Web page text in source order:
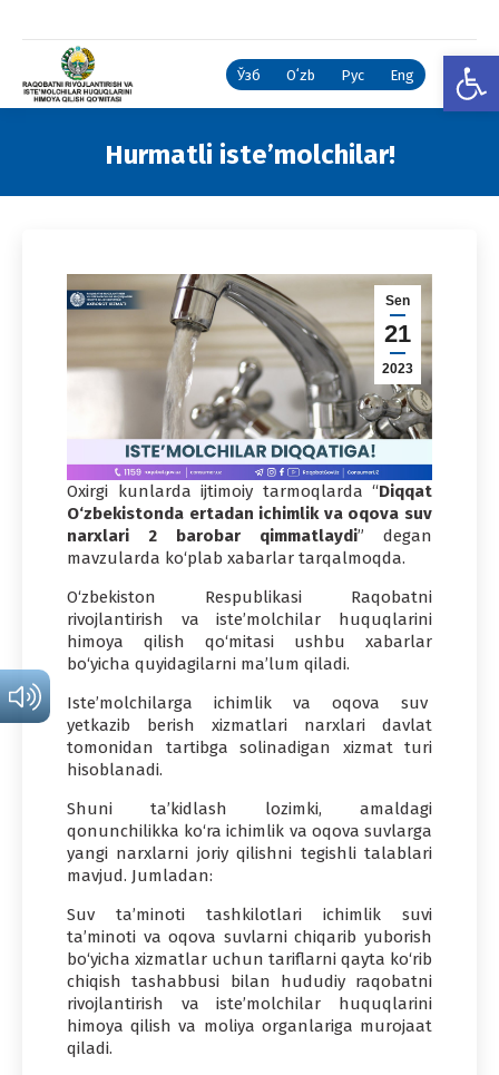
Ўзб Oʻzb Рус Eng
Hurmatli iste’molchilar!
Sen
21
2023
Oxirgi kunlarda ijtimoiy tarmoqlarda “Diqqat
O‘zbekistonda ertadan ichimlik va oqova suv
narxlari 2 barobar qimmatlaydi” degan
mavzularda ko‘plab xabarlar tarqalmoqda.
O‘zbekiston Respublikasi Raqobatni
rivojlantirish va iste’molchilar huquqlarini
himoya qilish qo‘mitasi ushbu xabarlar
bo‘yicha quyidagilarni ma’lum qiladi.
Iste’molchilarga ichimlik va oqova suv
yetkazib berish xizmatlari narxlari davlat
tomonidan tartibga solinadigan xizmat turi
hisoblanadi.
Shuni ta’kidlash lozimki, amaldagi
qonunchilikka ko‘ra ichimlik va oqova suvlarga
yangi narxlarni joriy qilishni tegishli talablari
mavjud. Jumladan:
Suv ta’minoti tashkilotlari ichimlik suvi
ta’minoti va oqova suvlarni chiqarib yuborish
bo‘yicha xizmatlar uchun tariflarni qayta ko‘rib
chiqish tashabbusi bilan hududiy raqobatni
rivojlantirish va iste’molchilar huquqlarini
himoya qilish va moliya organlariga murojaat
qiladi.